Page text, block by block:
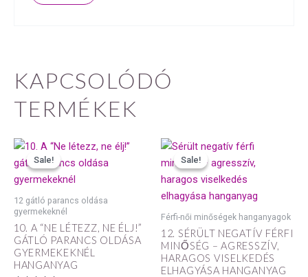
KAPCSOLÓDÓ
TERMÉKEK
Sale!
Sale!
12 gátló parancs oldása
gyermekeknél
10. A “NE LÉTEZZ, NE ÉLJ!”
GÁTLÓ PARANCS OLDÁSA
GYERMEKEKNÉL
HANGANYAG
Original
price
was:
3990 Ft.
Current
is:
Sale!
Sale!
Férfi-női minőségek hanganyagok
12. SÉRÜLT NEGATÍV FÉRFI
MINŐSÉG – AGRESSZÍV,
HARAGOS VISELKEDÉS
ELHAGYÁSA HANGANYAG
Original
price
was:
5990 Ft.
Current
is:
4493 Ft.